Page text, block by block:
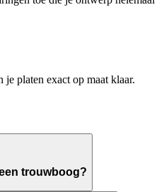
platen exact op maat klaar.
trouwboog?